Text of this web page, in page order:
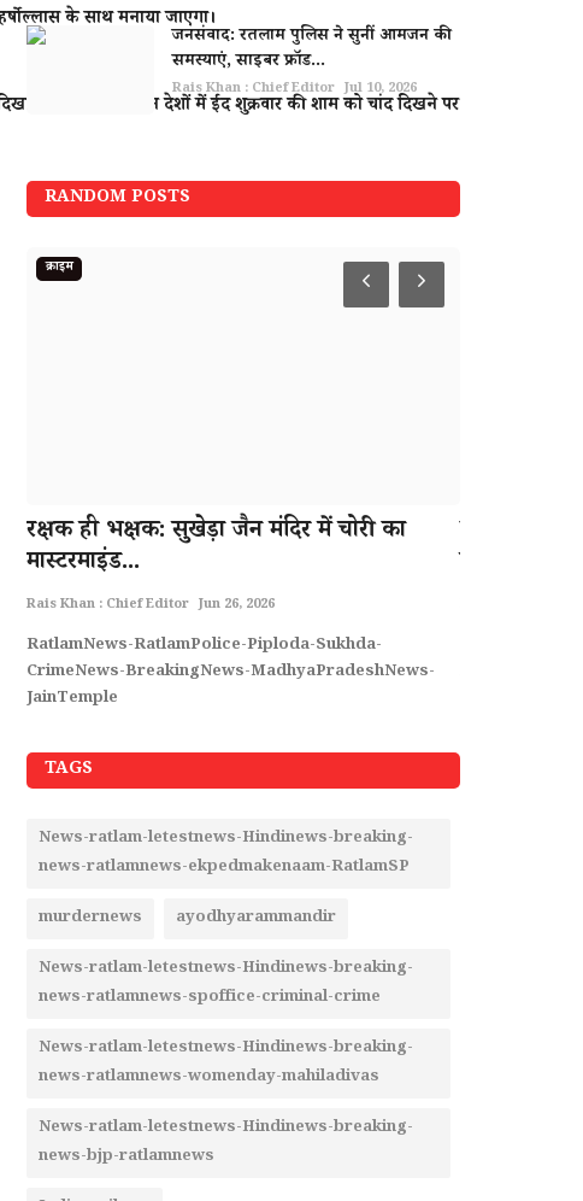
के साथ मनाया जाएगा।
देता है। ऐसे में इन देशों में ईद शुक्रवार की शाम को चांद दिखने पर
जनसंवाद: रतलाम पुलिस ने सुनीं आमजन की
समस्याएं, साइबर फ्रॉड...
Rais Khan : Chief Editor Jul 10, 2026
RANDOM POSTS
क्राइम
रक्षक ही भक्षक: सुखेड़ा जैन मंदिर में चोरी का
मास्टरमाइंड...
Rais Khan : Chief Editor Jun 26, 2026
RatlamNews-RatlamPolice-Piploda-Sukhda-
CrimeNews-BreakingNews-MadhyaPradeshNews-
JainTemple
TAGS
News-ratlam-letestnews-Hindinews-breaking-
news-ratlamnews-ekpedmakenaam-RatlamSP
murdernews ayodhyarammandir
News-ratlam-letestnews-Hindinews-breaking-
news-ratlamnews-spoffice-criminal-crime
News-ratlam-letestnews-Hindinews-breaking-
news-ratlamnews-womenday-mahiladivas
News-ratlam-letestnews-Hindinews-breaking-
news-bjp-ratlamnews